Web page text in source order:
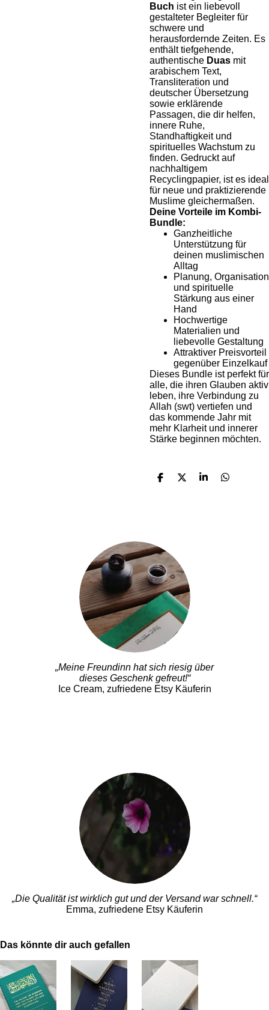
Buch ist ein liebevoll
gestalteter Begleiter für
schwere und
herausfordernde Zeiten. Es
enthält tiefgehende,
authentische Duas mit
arabischem Text,
Transliteration und
deutscher Übersetzung
sowie erklärende
Passagen, die dir helfen,
innere Ruhe,
Standhaftigkeit und
spirituelles Wachstum zu
finden. Gedruckt auf
nachhaltigem
Recyclingpapier, ist es ideal
für neue und praktizierende
Muslime gleichermaßen.
Deine Vorteile im Kombi-
Bundle:
Ganzheitliche
Unterstützung für
deinen muslimischen
Alltag
Planung, Organisation
und spirituelle
Stärkung aus einer
Hand
Hochwertige
Materialien und
liebevolle Gestaltung
Attraktiver Preisvorteil
gegenüber Einzelkauf
Dieses Bundle ist perfekt für
alle, die ihren Glauben aktiv
leben, ihre Verbindung zu
Allah (swt) vertiefen und
das kommende Jahr mit
mehr Klarheit und innerer
Stärke beginnen möchten.
T
T
T
T
„Meine Freundinn hat sich riesig über
dieses Geschenk gefreut!“
Ice Cream, zufriedene Etsy Käuferin
„Die Qualität ist wirklich gut und der Versand war schnell.“
Emma, zufriedene Etsy Käuferin
Das könnte dir auch gefallen